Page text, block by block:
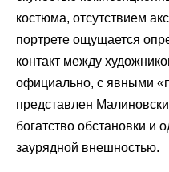
костюма, отсутствием
портрете ощущается
контакт между
официально, с явными
представлен
богатство обстановки и
заурядной внешностью.